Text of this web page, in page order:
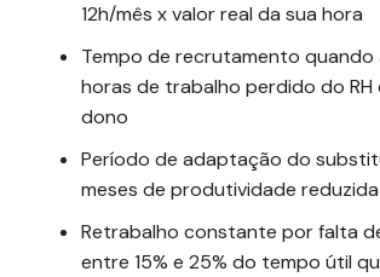
12h/mês x valor real da sua hora
Tempo de recrutamento quando
horas de trabalho perdido do
dono
Período de adaptação do
meses de produtividade reduzida
Retrabalho constante por falta
entre 15% e 25% do tempo útil